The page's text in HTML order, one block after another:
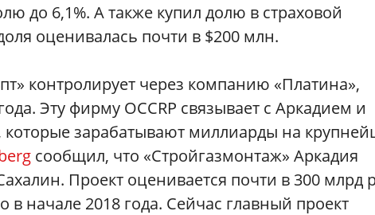
до 6,1%. А также купил долю в страховой
оценивалась почти в $200 млн.
контролирует через компанию «Платина»,
Эту фирму OCCRP связывает с Аркадием и
зарабатывают миллиарды на
сообщил, что «Стройгазмонтаж» Аркадия
Проект оценивается почти в 300 млрд
начале 2018 года. Сейчас главный проект